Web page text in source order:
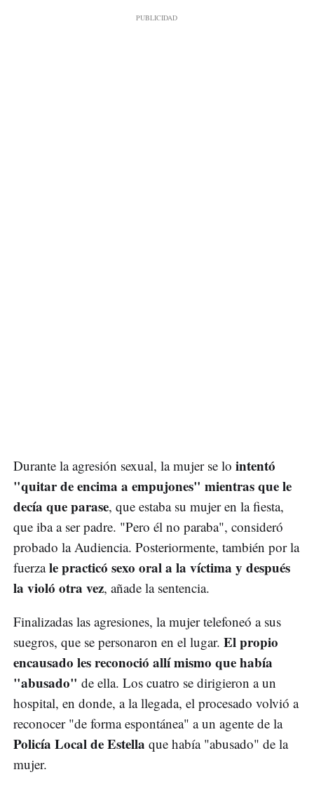
Durante la agresión sexual, la mujer se lo intentó
"quitar de encima a empujones" mientras que le
decía que parase, que estaba su mujer en la fiesta,
que iba a ser padre. "Pero él no paraba", consideró
probado la Audiencia. Posteriormente, también por la
fuerzale practicó sexo oral a la víctima y después
la violó otra vez, añade la sentencia.
Finalizadas las agresiones, la mujer telefoneó a sus
suegros, que se personaron en el lugar. El propio
encausado les reconoció allí mismo que había
"abusado" de ella. Los cuatro se dirigieron a un
hospital, en donde, a la llegada, el procesado volvió a
reconocer "de forma espontánea" a un agente de la
Policía Local de Estella que había "abusado" de la
mujer.